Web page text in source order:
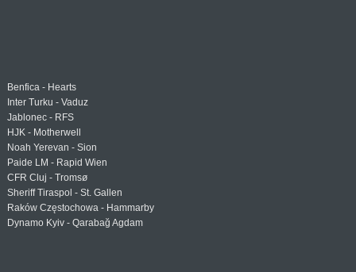
Benfica - Hearts
Inter Turku - Vaduz
Jablonec - RFS
HJK - Motherwell
Noah Yerevan - Sion
Paide LM - Rapid Wien
CFR Cluj - Tromsø
Sheriff Tiraspol - St. Gallen
Raków Częstochowa - Hammarby
Dynamo Kyiv - Qarabağ Agdam